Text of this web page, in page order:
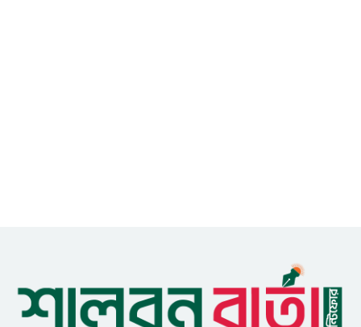
সাইবার সুরক্ষা আইন সংশোধনের